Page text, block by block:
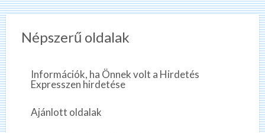
Népszerű oldalak
Információk, ha Önnek volt a Hirdetés
Expresszen hirdetése
Ajánlott oldalak